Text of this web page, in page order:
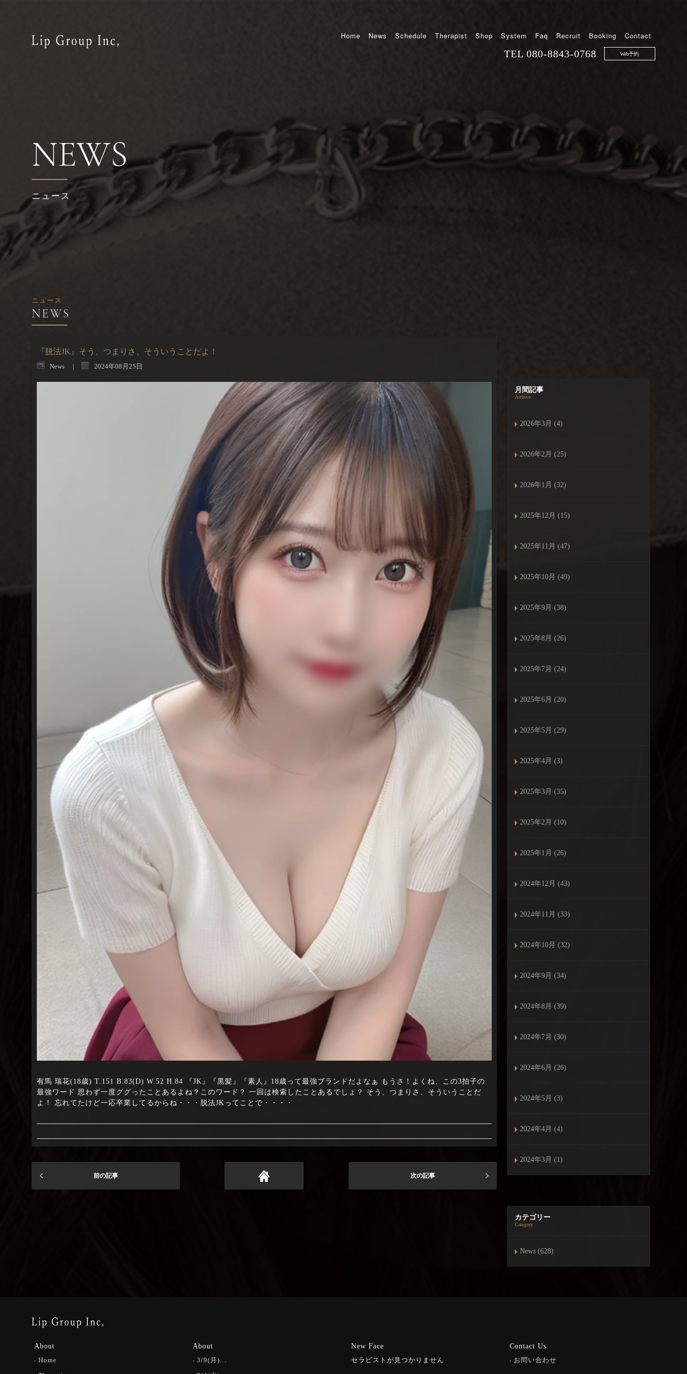
Home News Schedule Therapist Shop System Faq Recruit Booking Contact
TEL 080-8843-0768 Web予約
NEWS
ニュース
ニュース
『脱法JK』そう、つまりさ、そういうことだよ！
News 2024年08月25日
有馬 瑞花(18歳) T.151 B.83(D) W.52 H.84 『JK』『黒髪』『素人』18歳って最強ブランドだよなぁ もうさ！よくね、この3拍子の
最強ワード 思わず一度ググったことあるよね？このワード？ 一回は検索したことあるでしょ？ そう、つまりさ、そういうことだ
よ！ 忘れてたけど一応卒業してるからね・・・脱法JKってことで・・・・
前の記事 次の記事
月間記事
Archive
2026年3月 (4)
2026年2月 (25)
2026年1月 (32)
2025年12月 (15)
2025年11月 (47)
2025年10月 (49)
2025年9月 (38)
2025年8月 (26)
2025年7月 (24)
2025年6月 (20)
2025年5月 (29)
2025年4月 (3)
2025年3月 (35)
2025年2月 (10)
2025年1月 (26)
2024年12月 (43)
2024年11月 (33)
2024年10月 (32)
2024年9月 (34)
2024年8月 (39)
2024年7月 (30)
2024年6月 (26)
2024年5月 (3)
2024年4月 (4)
2024年3月 (1)
カテゴリー
Category
News (628)
About
Home
About
3/9(月)…
New Face
セラピストが見つかりません
Contact Us
お問い合わせ